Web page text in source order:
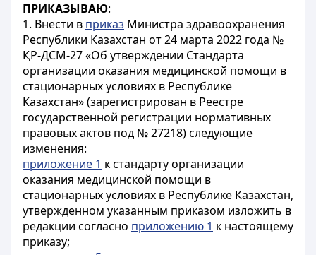
ПРИКАЗЫВАЮ:
1. Внести в приказ Министра здравоохранения
Республики Казахстан от 24 марта 2022 года №
ҚР-ДСМ-27 «Об утверждении Стандарта
организации оказания медицинской помощи в
стационарных условиях в Республике
Казахстан» (зарегистрирован в Реестре
государственной регистрации нормативных
правовых актов под № 27218) следующие
изменения:
приложение 1 к стандарту организации
оказания медицинской помощи в
стационарных условиях в Республике Казахстан,
утвержденном указанным приказом изложить в
редакции согласно приложению 1 к настоящему
приказу;